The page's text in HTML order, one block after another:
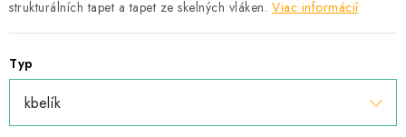
strukturálních tapet a tapet ze skelných vláken. Viac informácií
Typ